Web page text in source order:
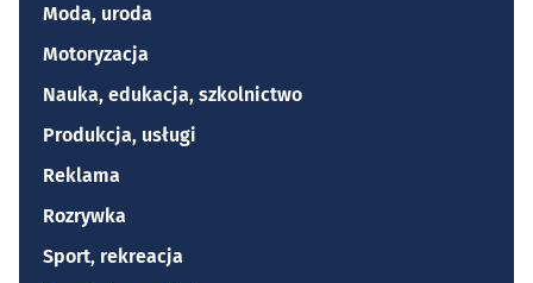
Moda, uroda
Motoryzacja
Nauka, edukacja, szkolnictwo
Produkcja, usługi
Reklama
Rozrywka
Sport, rekreacja